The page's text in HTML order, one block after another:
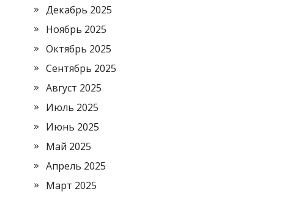
Декабрь 2025
Ноябрь 2025
Октябрь 2025
Сентябрь 2025
Август 2025
Июль 2025
Июнь 2025
Май 2025
Апрель 2025
Март 2025